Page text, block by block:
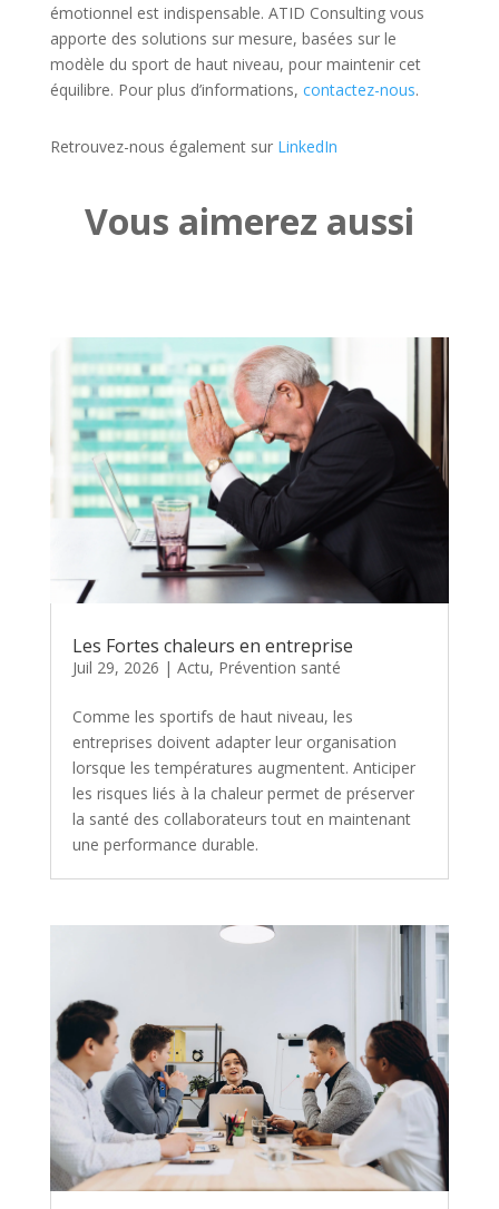
émotionnel est indispensable. ATID Consulting vous
apporte des solutions sur mesure, basées sur le
modèle du sport de haut niveau, pour maintenir cet
équilibre. Pour plus d’informations, contactez-nous.
Retrouvez-nous également sur LinkedIn
Vous aimerez aussi
Les Fortes chaleurs en entreprise
Juil 29, 2026 | Actu, Prévention santé
Comme les sportifs de haut niveau, les
entreprises doivent adapter leur organisation
lorsque les températures augmentent. Anticiper
les risques liés à la chaleur permet de préserver
la santé des collaborateurs tout en maintenant
une performance durable.